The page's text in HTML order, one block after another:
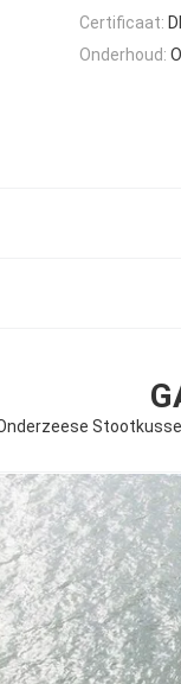
Certificaat:
Onderhoud: